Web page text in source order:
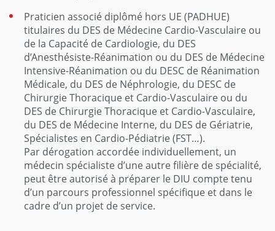
Praticien associé diplômé hors UE (PADHUE)
titulaires du DES de Médecine Cardio-Vasculaire ou
de la Capacité de Cardiologie, du DES
d’Anesthésiste-Réanimation ou du DES de Médecine
Intensive-Réanimation ou du DESC de Réanimation
Médicale, du DES de Néphrologie, du DESC de
Chirurgie Thoracique et Cardio-Vasculaire ou du
DES de Chirurgie Thoracique et Cardio-Vasculaire,
du DES de Médecine Interne, du DES de Gériatrie,
Spécialistes en Cardio-Pédiatrie (FST…).
Par dérogation accordée individuellement, un
médecin spécialiste d’une autre filière de spécialité,
peut être autorisé à préparer le DIU compte tenu
d’un parcours professionnel spécifique et dans le
cadre d’un projet de service.